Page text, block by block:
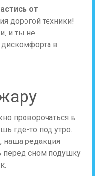
от
дорогой техники!
и ты не
в
проворочаться в
где-то под утро.
наша редакция
перед сном подушку